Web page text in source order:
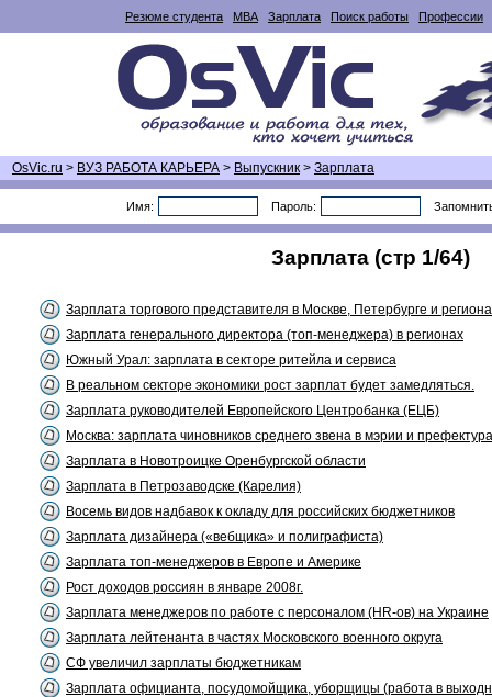
Резюме студента MBA Зарплата Поиск работы Профессии
OsVic.ru > ВУЗ РАБОТА КАРЬЕРА > Выпускник > Зарплата
Имя: Пароль:
Зарплата (стр 1/64)
Зарплата торгового представителя в Москве, Петербурге и
Зарплата генерального директора (топ-менеджера) в регионах
Южный Урал: зарплата в секторе ритейла и сервиса
В реальном секторе экономики рост зарплат будет замедляться.
Зарплата руководителей Европейского Центробанка (ЕЦБ)
Москва: зарплата чиновников среднего звена в мэрии и
Зарплата в Новотроицке Оренбургской области
Зарплата в Петрозаводске (Карелия)
Восемь видов надбавок к окладу для российских бюджетников
Зарплата дизайнера («вебщика» и полиграфиста)
Зарплата топ-менеджеров в Европе и Америке
Рост доходов россиян в январе 2008г.
Зарплата менеджеров по работе с персоналом (HR-ов) на Украине
Зарплата лейтенанта в частях Московского военного округа
СФ увеличил зарплаты бюджетникам
Зарплата официанта, посудомойщика, уборщицы (работа в